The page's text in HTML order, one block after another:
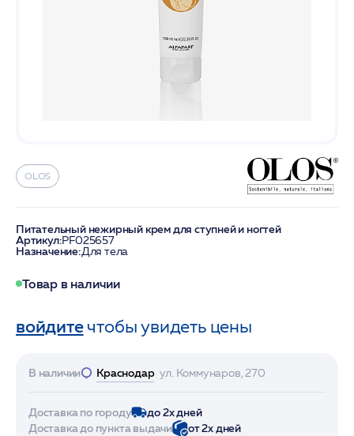
OLOS
Питательный нежирный крем для ступней и ногтей
Артикул:PF025657
Назначение:Для тела
Товар в наличии
войдитечтобы увидеть цены
В наличии Краснодар ул. Коммунаров, 270
Доставка по городу
до 2х дней
Доставка до пункта выдачи
от 2х дней